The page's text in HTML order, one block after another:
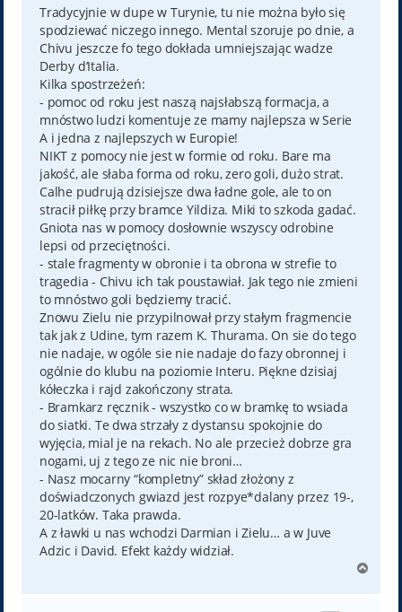
t
Tradycyjnie w dupe w Turynie, tu nie można było się
spodziewać niczego innego. Mental szoruje po dnie, a
Chivu jeszcze fo tego dokłada umniejszając wadze
Derby d’Italia.
Kilka spostrzeżeń:
- pomoc od roku jest naszą najsłabszą formacja, a
mnóstwo ludzi komentuje ze mamy najlepsza w Serie
A i jedna z najlepszych w Europie!
NIKT z pomocy nie jest w formie od roku. Bare ma
jakość, ale słaba forma od roku, zero goli, dużo strat.
Calhe pudrują dzisiejsze dwa ładne gole, ale to on
stracił piłkę przy bramce Yildiza. Miki to szkoda gadać.
Gniota nas w pomocy dosłownie wszyscy odrobine
lepsi od przeciętności.
- stale fragmenty w obronie i ta obrona w strefie to
tragedia - Chivu ich tak poustawiał. Jak tego nie zmieni
to mnóstwo goli będziemy tracić.
Znowu Zielu nie przypilnował przy stałym fragmencie
tak jak z Udine, tym razem K. Thurama. On sie do tego
nie nadaje, w ogóle sie nie nadaje do fazy obronnej i
ogólnie do klubu na poziomie Interu. Piękne dzisiaj
kółeczka i rajd zakończony strata.
- Bramkarz ręcznik - wszystko co w bramkę to wsiada
do siatki. Te dwa strzały z dystansu spokojnie do
wyjęcia, mial je na rekach. No ale przecież dobrze gra
nogami, uj z tego ze nic nie broni…
- Nasz mocarny “kompletny” skład złożony z
doświadczonych gwiazd jest rozpye*dalany przez 19-,
20-latków. Taka prawda.
A z ławki u nas wchodzi Darmian i Zielu… a w Juve
Adzic i David. Efekt każdy widział.
g